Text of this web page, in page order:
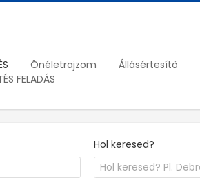
Önéletrajzom Állásértesítő
FELADÁS
Hol keresed?